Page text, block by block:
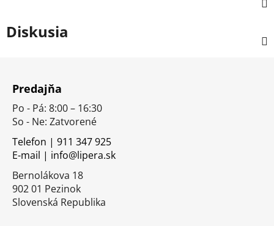
Diskusia
Predajňa
Po - Pá: 8:00 – 16:30
So - Ne: Zatvorené
Telefon | 911 347 925
E-mail | info@lipera.sk
Bernolákova 18
902 01 Pezinok
Slovenská Republika